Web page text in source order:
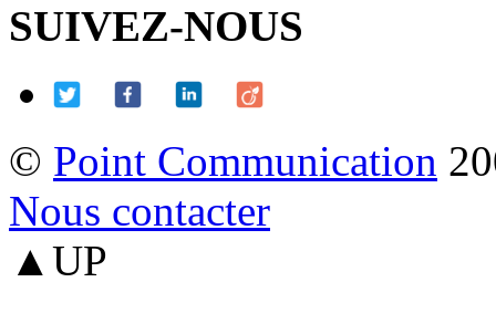
SUIVEZ-NOUS
© Point Communication
Nous contacter
▲UP